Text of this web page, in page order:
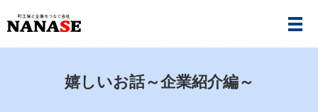
メ
嬉しいお話～企業紹介編～